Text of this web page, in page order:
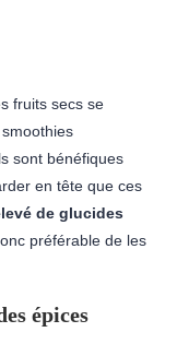
fruits secs se
ils sont bénéfiques
en tête que ces
de glucides
préférable de les
épices